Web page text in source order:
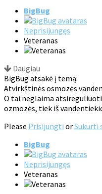
BigBug
Neprisijungęs
Veteranas
Daugiau
BigBug atsakė į temą:
Atvirkštinės osmozės
O tai neglaima
ozmozės, tiek iš
Please Prisijungti orSukurti
BigBug
Neprisijungęs
Veteranas